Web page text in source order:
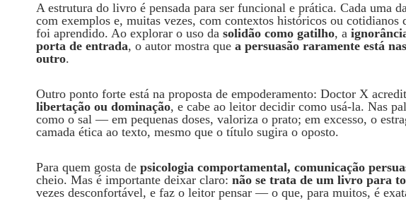
A estrutura do livro é pensada para ser funcional e prática. Cada uma
com exemplos e, muitas vezes, com contextos históricos ou
foi aprendido. Ao explorar o uso da solidão como gatilho, a
porta de entrada, o autor mostra que a persuasão raramente está
outro.
Outro ponto forte está na proposta de empoderamento: Doctor X
libertação ou dominação, e cabe ao leitor decidir como usá-la. Nas
como o sal — em pequenas doses, valoriza o prato; em excesso, o
camada ética ao texto, mesmo que o título sugira o oposto.
Para quem gosta de psicologia comportamental, comunicação
cheio. Mas é importante deixar claro: não se trata de um livro para
vezes desconfortável, e faz o leitor pensar — o que, para muitos, é